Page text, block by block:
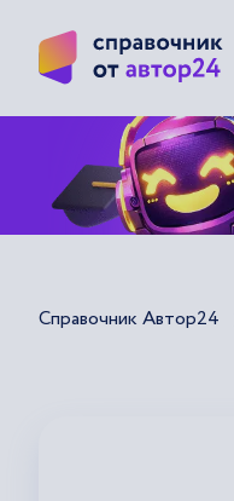
Справочник Автор24